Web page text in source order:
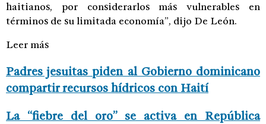
haitianos, por considerarlos más vulnerables en
términos de su limitada economía”, dijo De León.
Leer más
Padres jesuitas piden al Gobierno dominicano
compartir recursos hídricos con Haití
La “fiebre del oro” se activa en República